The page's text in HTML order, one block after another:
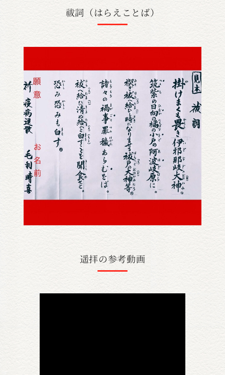
祓詞（はらえことば）
遥拝の参考動画